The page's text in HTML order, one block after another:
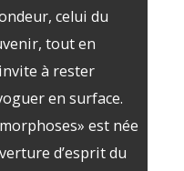
celui du
tout en
à rester
en surface.
est née
d’esprit du